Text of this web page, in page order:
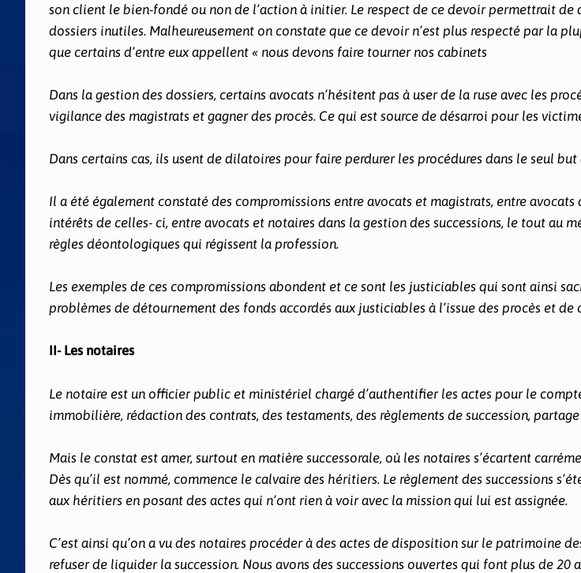
son client le bien-fondé ou non de l’action à initier. Le respect de ce devoir permettrait de
dossiers inutiles. Malheureusement on constate que ce devoir n’est plus respecté par la
que certains d’entre eux appellent « nous devons faire tourner nos cabinets
Dans la gestion des dossiers, certains avocats n’hésitent pas à user de la ruse avec les
vigilance des magistrats et gagner des procès. Ce qui est source de désarroi pour les
Dans certains cas, ils usent de dilatoires pour faire perdurer les procédures dans le seul but
Il a été également constaté des compromissions entre avocats et magistrats, entre
intérêts de celles- ci, entre avocats et notaires dans la gestion des successions, le tout au
règles déontologiques qui régissent la profession.
Les exemples de ces compromissions abondent et ce sont les justiciables qui sont ainsi
problèmes de détournement des fonds accordés aux justiciables à l’issue des procès et de
II- Les notaires
Le notaire est un officier public et ministériel chargé d’authentifier les actes pour le
immobilière, rédaction des contrats, des testaments, des règlements de succession,
Mais le constat est amer, surtout en matière successorale, où les notaires s’écartent
Dès qu’il est nommé, commence le calvaire des héritiers. Le règlement des successions
aux héritiers en posant des actes qui n’ont rien à voir avec la mission qui lui est assignée.
C’est ainsi qu’on a vu des notaires procéder à des actes de disposition sur le patrimoine
refuser de liquider la succession. Nous avons des successions ouvertes qui font plus de 20